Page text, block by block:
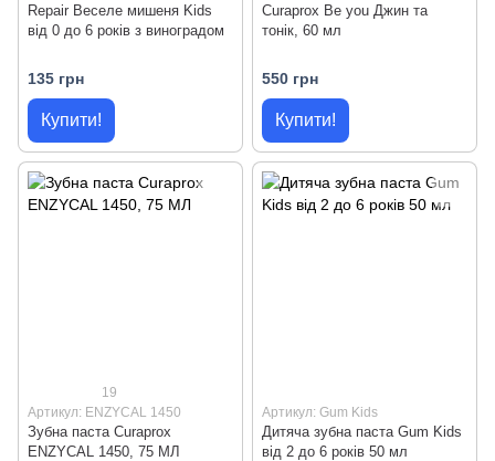
Repair Веселе мишеня Kids
від 0 до 6 років з виноградом
135 грн
Купити!
Curaprox Be you Джин та
тонік, 60 мл
550 грн
Купити!
19
Артикул: ENZYCAL 1450
Зубна паста Curaprox
ENZYCAL 1450, 75 МЛ
Артикул: Gum Kids
Дитяча зубна паста Gum Kids
від 2 до 6 років 50 мл